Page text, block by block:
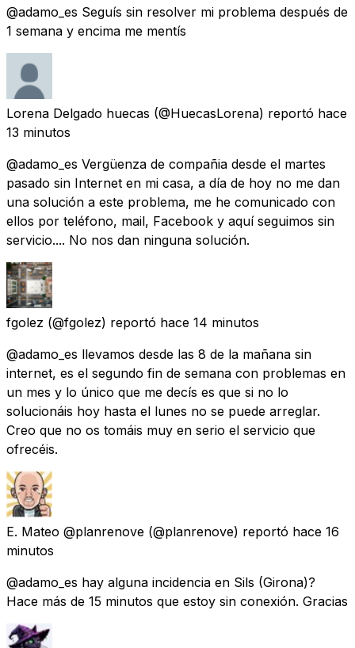
@adamo_es Seguís sin resolver mi problema después de
1 semana y encima me mentís
Lorena Delgado huecas (@HuecasLorena) reportó hace
13 minutos
@adamo_es Vergüenza de compañia desde el martes
pasado sin Internet en mi casa, a día de hoy no me dan
una solución a este problema, me he comunicado con
ellos por teléfono, mail, Facebook y aquí seguimos sin
servicio.... No nos dan ninguna solución.
fgolez (@fgolez) reportó hace 14 minutos
@adamo_es llevamos desde las 8 de la mañana sin
internet, es el segundo fin de semana con problemas en
un mes y lo único que me decís es que si no lo
solucionáis hoy hasta el lunes no se puede arreglar.
Creo que no os tomáis muy en serio el servicio que
ofrecéis.
E. Mateo @planrenove (@planrenove) reportó hace 16
minutos
@adamo_es hay alguna incidencia en Sils (Girona)?
Hace más de 15 minutos que estoy sin conexión. Gracias